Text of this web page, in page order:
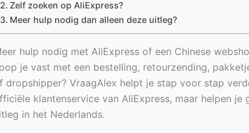
Zelf zoeken op AliExpress?
Meer hulp nodig dan alleen deze uitleg?
hulp nodig met AliExpress of een Chinese
je vast met een bestelling, retourzending,
dropshipper? VraagAlex helpt je stap voor stap
klantenservice van AliExpress, maar helpen je
in het Nederlands.